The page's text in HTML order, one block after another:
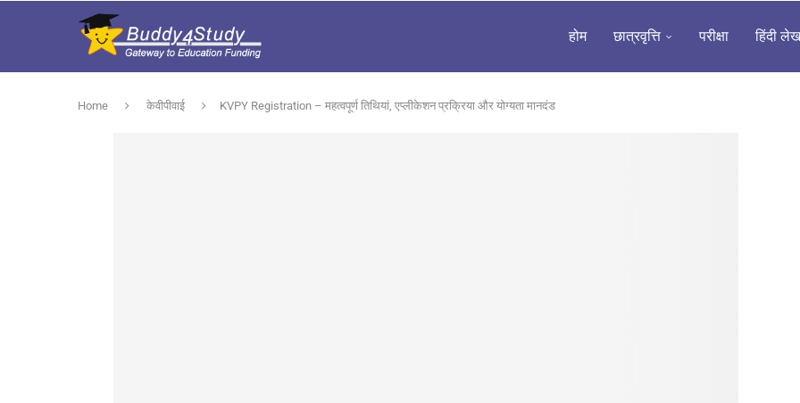
होम छात्रवृत्ति परीक्षा हिंदी लेख
Home केवीपीवाई KVPY Registration – महत्वपूर्ण तिथियां, एप्लीकेशन प्रक्रिया और योग्यता मानदंड